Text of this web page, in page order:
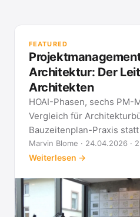
FEATURED
Architektur: Der
Architekten
HOAI-Phasen, sechs PM-
Vergleich für
Bauzeitenplan-Praxis
Architekten-FAQ.
Marvin Blome · 24.04.2026 ·
Weiterlesen →